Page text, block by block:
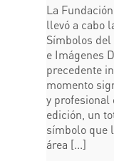
La
llevó a cabo
Símbolos
e Imágenes
precedente
momento
y profesional
edición, un
símbolo que
área [...]